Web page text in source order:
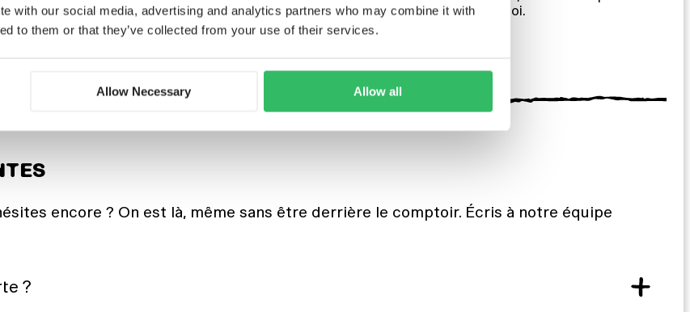
with our social media, advertising and analytics partners who may combine it with
to them or that they’ve collected from your use of their services.
Allow Necessary Allow all
notre équipe est là pour toi.
CHATTER AVEC NOUS
encore ? On est là, même sans être derrière le comptoir. Écris à notre équipe
?